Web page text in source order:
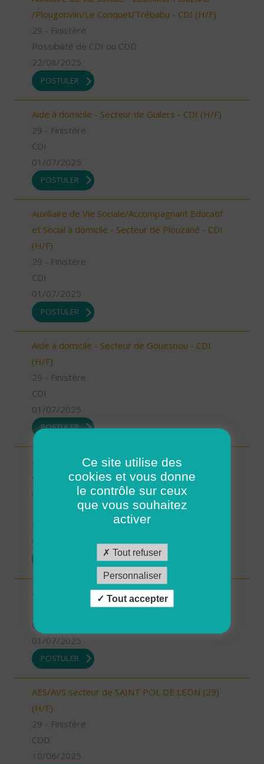
/Plougonvlin/Le Conquet/Trébabu - CDI (H/F)
29 - Finistère
Possibilité de CDI ou CDD
22/08/2025
POSTULER
Aide à domicile - Secteur de Guilers - CDI (H/F)
29 - Finistère
CDI
01/07/2025
POSTULER
Auxiliaire de Vie Sociale/Accompagnant Educatif
et Social à domicile - Secteur de Plouzané - CDI
(H/F)
29 - Finistère
CDI
01/07/2025
POSTULER
Aide à domicile - Secteur de Gouesnou - CDI
(H/F)
29 - Finistère
CDI
01/07/2025
POSTULER
Auxiliaire de Vie Sociale/Accompagnant Educatif
et Social à domicile - Secteur de Guipavas - CDI
(H/F)
29 - Finistère
Aide à domicile - Secteur de Guipavas (H/F)
CDI
01/07/2025
POSTULER
AES/AVS secteur de SAINT POL DE LEON (29)
(H/F)
29 - Finistère
CDD
10/06/2025
Ce site utilise des
cookies et vous donne
le contrôle sur ceux
que vous souhaitez
activer
Tout refuser
Personnaliser
Tout accepter